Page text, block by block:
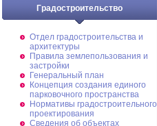
Градостроительство
Отдел градостроительства и
архитектуры
Правила землепользования и
застройки
Генеральный план
Концепция создания единого
парковочного пространства
Нормативы градостроительного
проектирования
Сведения об объектах